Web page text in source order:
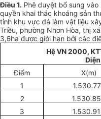
Điều 1. Phê duyệt bổ sung
quyền khai thác khoáng sản
tỉnh khu vực đá làm vật liệu
Triều, phường Nhơn Hòa, thị
3,6ha được giới hạn bởi các
Hệ VN 2000,
Diệ
Điểm X(m)
1
2
3